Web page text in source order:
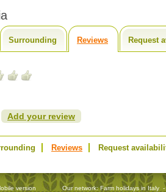
Surrounding Reviews Request
Add your review
Reviews Request
version Our network:Farm holidays in Italy -